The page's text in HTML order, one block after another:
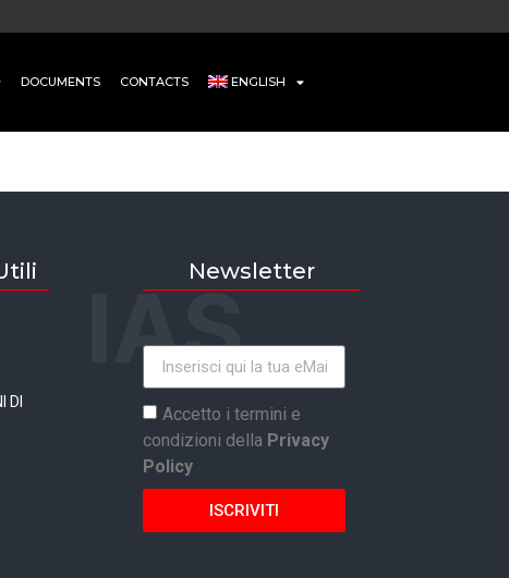
DOCUMENTS CONTACTS ENGLISH
DI
IAS
Newsletter
Accetto i termini e
condizioni della Privacy
Policy
ISCRIVITI